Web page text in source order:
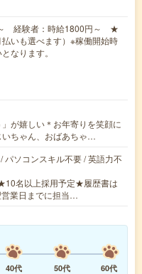
経験者：時給1800円～ ★
いも選べます）※稼働開始時
なります。
が嬉しい＊お年寄りを笑顔に
ちゃん、おばあちゃ…
パソコンスキル不要 / 英語力不
名以上採用予定★履歴書は
業日までに担当…
40代 50代
60代